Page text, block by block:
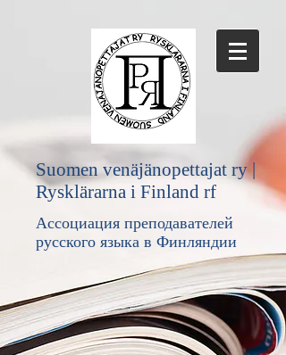
Suomen venäjänopettajat ry |
Rysklärarna i Finland rf
Ассоциация преподавателей
русского языка в Финляндии